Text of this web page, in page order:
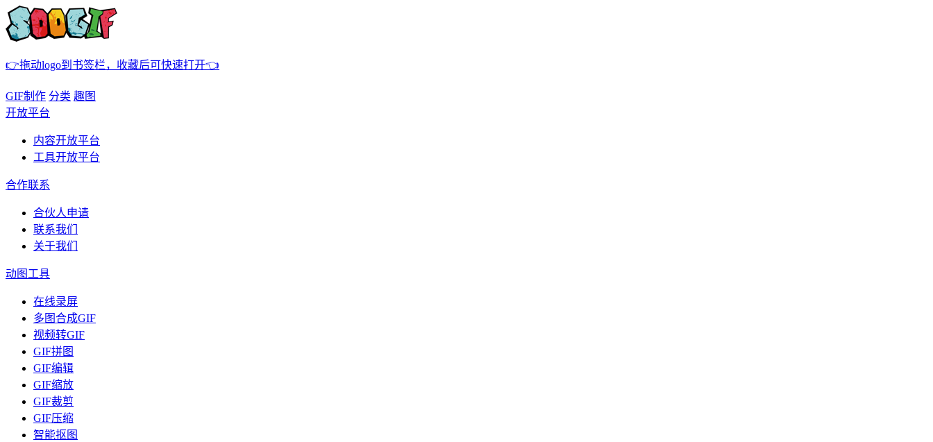
👉拖动logo到书签栏，收藏后可快速打开👈
GIF制作 分类 趣图
开放平台
内容开放平台
工具开放平台
合作联系
合伙人申请
联系我们
关于我们
动图工具
在线录屏
多图合成GIF
视频转GIF
GIF拼图
GIF编辑
GIF缩放
GIF裁剪
GIF压缩
智能抠图